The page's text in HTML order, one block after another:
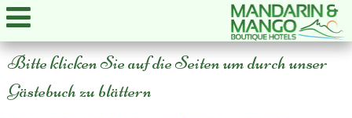
Bitte klicken Sie auf die Seiten um durch unser
Gästebuch zu blättern